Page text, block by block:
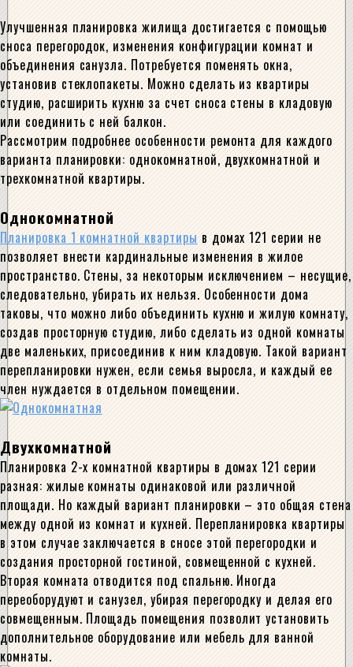
Улучшенная планировка жилища достигается с помощью
сноса перегородок, изменения конфигурации комнат и
объединения санузла. Потребуется поменять окна,
установив стеклопакеты. Можно сделать из квартиры
студию, расширить кухню за счет сноса стены в кладовую
или соединить с ней балкон.
Рассмотрим подробнее особенности ремонта для каждого
варианта планировки: однокомнатной, двухкомнатной и
трехкомнатной квартиры.
Однокомнатной
Планировка 1 комнатной квартиры в домах 121 серии не
позволяет внести кардинальные изменения в жилое
пространство. Стены, за некоторым исключением – несущие,
следовательно, убирать их нельзя. Особенности дома
таковы, что можно либо объединить кухню и жилую комнату,
создав просторную студию, либо сделать из одной комнаты
две маленьких, присоединив к ним кладовую. Такой вариант
перепланировки нужен, если семья выросла, и каждый ее
член нуждается в отдельном помещении.
Двухкомнатной
Планировка 2-х комнатной квартиры в домах 121 серии
разная: жилые комнаты одинаковой или различной
площади. Но каждый вариант планировки – это общая стена
между одной из комнат и кухней. Перепланировка квартиры
в этом случае заключается в сносе этой перегородки и
создания просторной гостиной, совмещенной с кухней.
Вторая комната отводится под спальню. Иногда
переоборудуют и санузел, убирая перегородку и делая его
совмещенным. Площадь помещения позволит установить
дополнительное оборудование или мебель для ванной
комнаты.